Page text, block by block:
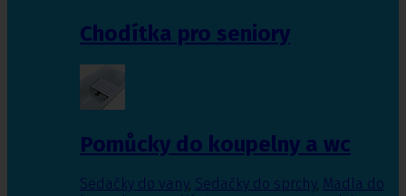
Chodítka pro seniory
Pomůcky do koupelny a wc
Sedačky do vany, Sedačky do sprchy, Madla do